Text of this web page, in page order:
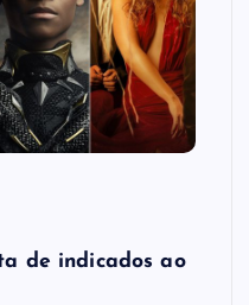
de indicados ao